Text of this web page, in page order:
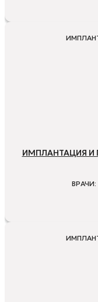
ИМПЛАНТАЦИЯ И
ВРАЧИ: